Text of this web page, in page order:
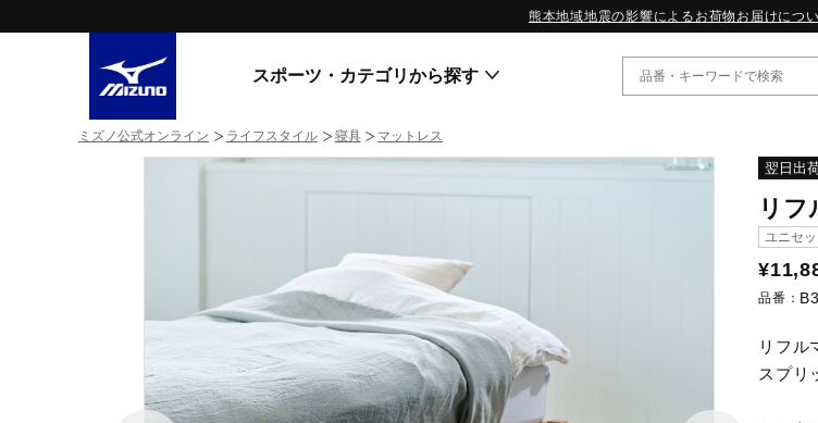
熊本地域地震の影響によるお荷物お届けにつ
スポーツ・カテゴリから探す
スニーカー
トレーニング
スニーカー
WAVE PROPHECY
MORELIA LS
WAVE RIDER
MXR
ゴアテックス
コラボレーション
その他シリーズ
WP STRAP｜特集
スペシャルカラーパック｜特集
WP STRAP 2｜特集
マーガレット・ハウエル｜特集
KICKS & ECHO｜特集
ミズノ公式オンライン ライフスタイル 寝具 マットレス
翌日出
リフ
ユニセ
品番：
リフル
スプリ